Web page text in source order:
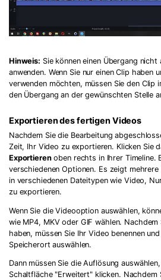
Hinweis: Sie können einen Übergang nicht
anwenden. Wenn Sie nur einen Clip haben
verwenden möchten, müssen Sie den Clip
den Übergang an der gewünschten Stelle
Exportieren des fertigen Videos
Nachdem Sie die Bearbeitung
Zeit, Ihr Video zu exportieren. Klicken Sie
Exportierenoben rechts in Ihrer Timeline.
verschiedenen Optionen. Es zeigt
in verschiedenen Dateitypen wie Video,
zu exportieren.
Wenn Sie die Videooption auswählen,
wie MP4, MKV oder GIF wählen.
haben, müssen Sie Ihr Video benennen
Speicherort auswählen.
Dann müssen Sie die Auflösung
Schaltfläche "Erweitert" klicken. Nachdem